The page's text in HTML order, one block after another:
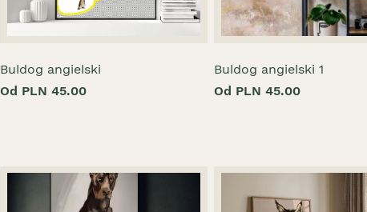
Buldog angielski
Od PLN 45.00
Buldog angielski 1
Od PLN 45.00